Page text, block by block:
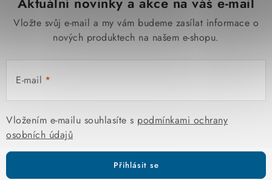
Vložte svůj e-mail a my vám budeme zasílat informace o
nových produktech na našem e-shopu.
E-mail
Vložením e-mailu souhlasíte s podmínkami ochrany
osobních údajů
Přihlásit se